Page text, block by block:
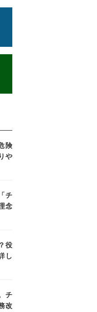
険
や
チ
念
役
し
チ
改